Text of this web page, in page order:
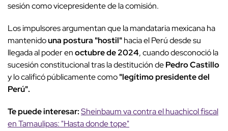
sesión como vicepresidente de la comisión.
Los impulsores argumentan que la mandataria mexicana ha
mantenidouna postura "hostil"hacia el Perú desde su
llegada al poder enoctubre de 2024, cuando desconoció la
sucesión constitucional tras la destitución dePedro Castillo
y lo calificó públicamente como"legítimo presidente del
Perú".
Te puede interesar:Sheinbaum va contra el huachicol fiscal
en Tamaulipas: "Hasta donde tope"